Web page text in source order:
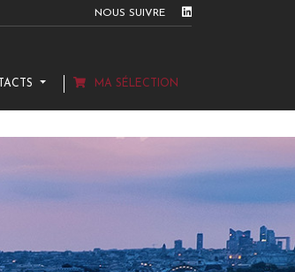
NOUS SUIVRE
MA SÉLECTION